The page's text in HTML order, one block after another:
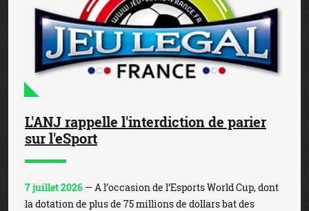
L'ANJ rappelle l'interdiction de parier
sur l'eSport
7 juillet 2026 — A l’occasion de l’Esports World Cup, dont
la dotation de plus de 75 millions de dollars bat des